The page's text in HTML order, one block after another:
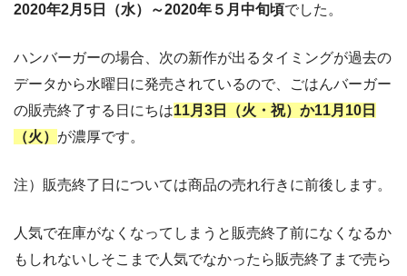
2020年2月5日（水）～2020年５月中旬頃でした。
ハンバーガーの場合、次の新作が出るタイミングが過去の
データから水曜日に発売されているので、ごはんバーガー
の販売終了する日にちは11月3日（火・祝）か11月10日
（火） が濃厚です。
注）販売終了日については商品の売れ行きに前後します。
人気で在庫がなくなってしまうと販売終了前になくなるか
もしれないしそこまで人気でなかったら販売終了まで売ら